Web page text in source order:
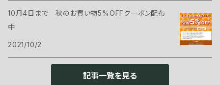
10月4日まで 秋のお買い物5%OFFクーポン配布
中
2021/10/2
記事一覧を見る